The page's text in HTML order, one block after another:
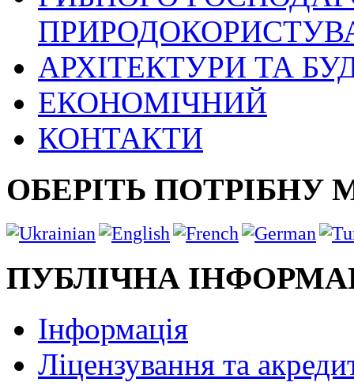
АРХІТЕКТУРИ ТА
ЕКОНОМІЧНИЙ
КОНТАКТИ
ОБЕРІТЬ ПОТРІБНУ
ПУБЛІЧНА
Інформація
Ліцензування та